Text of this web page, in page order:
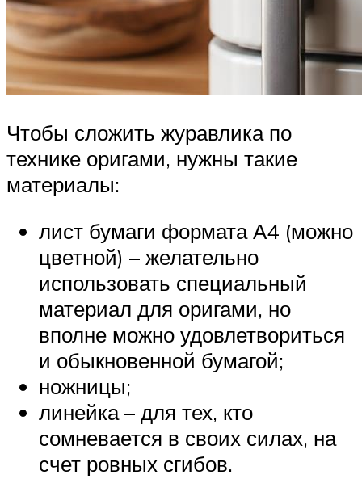
Чтобы сложить журавлика по
технике оригами, нужны такие
материалы:
лист бумаги формата А4 (можно
цветной) – желательно
использовать специальный
материал для оригами, но
вполне можно удовлетвориться
и обыкновенной бумагой;
ножницы;
линейка – для тех, кто
сомневается в своих силах, на
счет ровных сгибов.